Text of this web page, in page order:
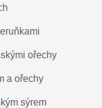
ořechy
a ořechy
sýrem